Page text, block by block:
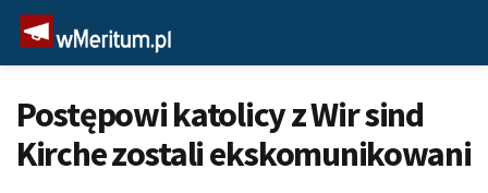
Postępowi katolicy z Wir sind
Kirche zostali ekskomunikowani